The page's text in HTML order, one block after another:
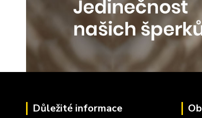
Důležité informace